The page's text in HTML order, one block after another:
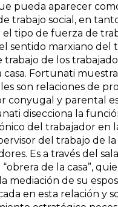
pueda aparecer
trabajo social, en
tipo de fuerza de
sentido marxiano del
de los
Fortunati
son relaciones de
conyugal y parental
disecciona la
del trabajador en
del trabajo de la
Es a través del
de la casa”,
mediación de su
en esta relación y